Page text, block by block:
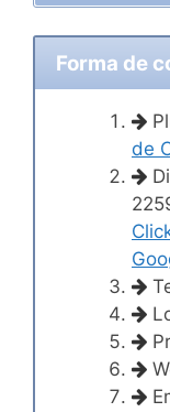
Forma de
de